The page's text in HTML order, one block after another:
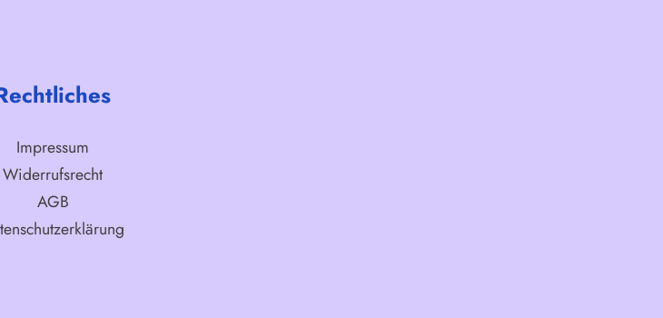
Impressum
Widerrufsrecht
AGB